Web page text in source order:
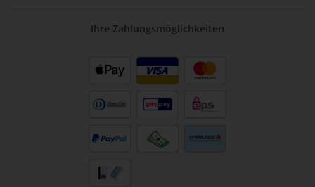
Ihre Zahlungsmöglichkeiten